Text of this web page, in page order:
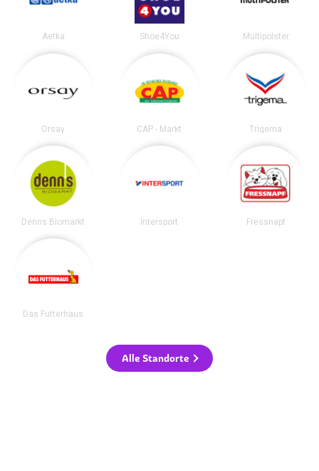
Aetka Shoe4You Multipolster
Orsay CAP - Markt Trigema
Denns Biomarkt Intersport Fressnapf
Das Futterhaus
Alle Standorte